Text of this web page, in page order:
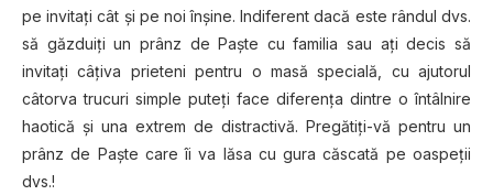
pe invitaţi cât şi pe noi înşine. Indiferent dacă este rândul dvs.
să găzduiţi un prânz de Paşte cu familia sau aţi decis să
invitaţi câţiva prieteni pentru o masă specială, cu ajutorul
câtorva trucuri simple puteţi face diferenţa dintre o întâlnire
haotică şi una extrem de distractivă. Pregătiţi-vă pentru un
prânz de Paşte care îi va lăsa cu gura căscată pe oaspeţii
dvs.!